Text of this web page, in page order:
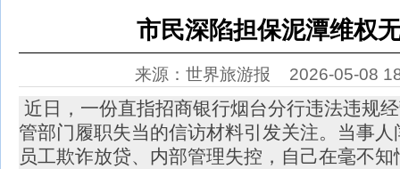
市民深陷担保泥潭维权
来源：世界旅游报 2026-05-08
近日，一份直指招商银行烟台分行违法违规
管部门履职失当的信访材料引发关注。当事
员工欺诈放贷、内部管理失控，自己在毫不